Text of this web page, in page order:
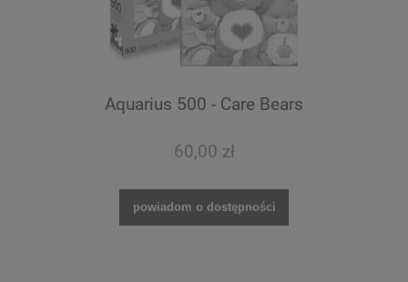
Aquarius 500 - Care Bears
60,00 zł
powiadom o dostępności